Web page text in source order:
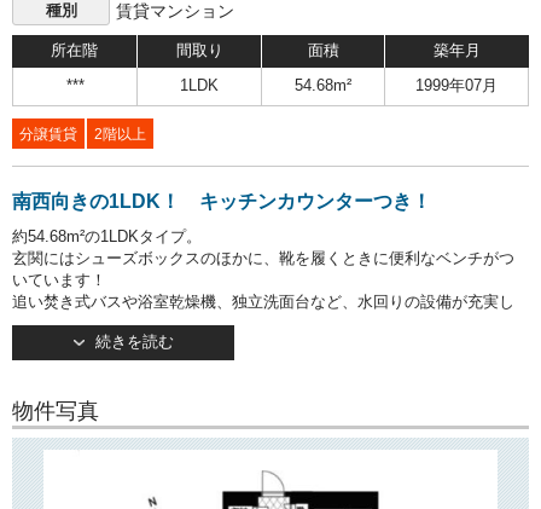
種別 賃貸マンション
所在階 間取り 面積 築年月
*** 1LDK 54.68m² 1999年07月
分譲賃貸 2階以上
南西向きの1LDK！ キッチンカウンターつき！
約54.68m²の1LDKタイプ。
玄関にはシューズボックスのほかに、靴を履くときに便利なベンチがつ
いています！
追い焚き式バスや浴室乾燥機、独立洗面台など、水回りの設備が充実し
ています。
キッチンは3口ガスコンロ・グリルつき。
約6.0帖の洋室は柱やクローゼットなどの出っ張りがなく、家具の配置が
しやすい形です。
文京区根津2丁目の分譲賃貸マンション「根津シティタワー」。
続きを読む
物件写真